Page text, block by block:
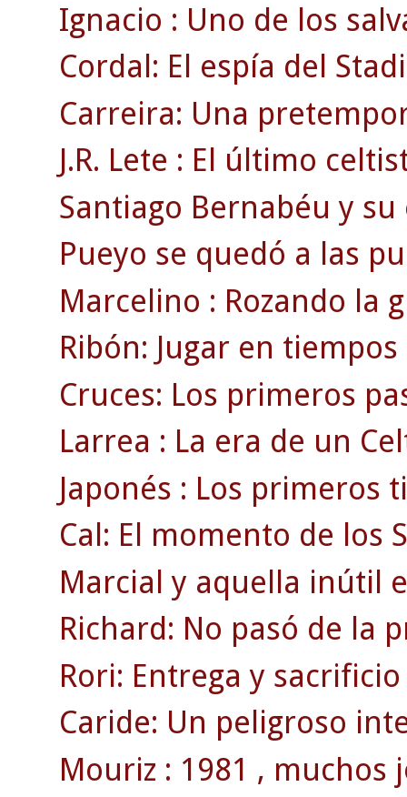
Ignacio : Uno de los
Cordal: El espía del
Carreira: Una
J.R. Lete : El último
Santiago Bernabéu y
Pueyo se quedó a las
Marcelino : Rozando la
Ribón: Jugar en
Cruces: Los primeros
Larrea : La era de un
Japonés : Los primeros
Cal: El momento de los
Marcial y aquella inútil
Richard: No pasó de la
Rori: Entrega y
Caride: Un peligroso
Mouriz : 1981 , muchos